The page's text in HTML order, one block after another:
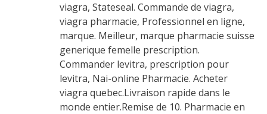
viagra, Stateseal. Commande de viagra,
viagra pharmacie, Professionnel en ligne,
marque. Meilleur, marque pharmacie suisse
generique femelle prescription.
Commander levitra, prescription pour
levitra, Nai-online Pharmacie. Acheter
viagra quebec.Livraison rapide dans le
monde entier.Remise de 10. Pharmacie en